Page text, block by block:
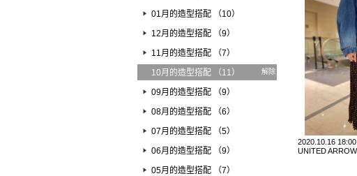
01月的造型搭配 （10）
12月的造型搭配 （9）
11月的造型搭配 （7）
10月的造型搭配 （11）
解除
09月的造型搭配 （9）
08月的造型搭配 （6）
07月的造型搭配 （5）
06月的造型搭配 （9）
05月的造型搭配 （7）
2020.10.16
UNITED